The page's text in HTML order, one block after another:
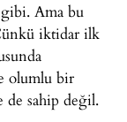
gibi. Ama bu
iktidar ilk
olumlu bir
de sahip değil.